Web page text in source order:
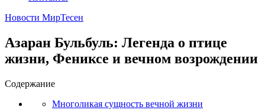
Новости МирТесен
Азаран Бульбуль: Легенда о птице
жизни, Фениксе и вечном возрождении
Содержание
Многоликая сущность вечной жизни